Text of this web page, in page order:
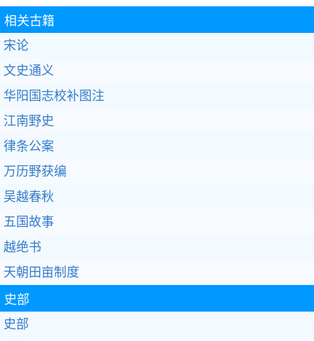
相关古籍
宋论
文史通义
华阳国志校补图注
江南野史
律条公案
万历野获编
吴越春秋
五国故事
越绝书
天朝田亩制度
史部
史部